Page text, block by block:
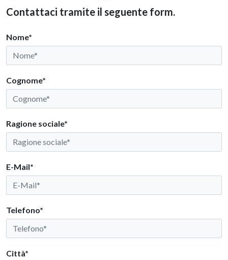
Contattaci tramite il seguente form.
Nome*
Cognome*
Ragione sociale*
E-Mail*
Telefono*
Città*